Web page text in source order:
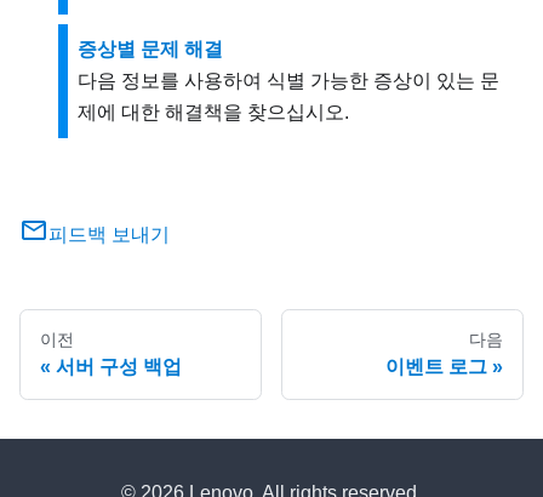
증상별 문제 해결
다음 정보를 사용하여 식별 가능한 증상이 있는 문
제에 대한 해결책을 찾으십시오.
피드백 보내기
이전
서버 구성 백업
다음
이벤트 로그
© 2026 Lenovo. All rights reserved.